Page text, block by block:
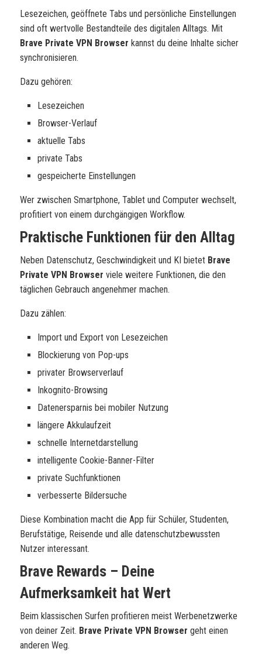
Lesezeichen, geöffnete Tabs und persönliche Einstellungen
sind oft wertvolle Bestandteile des digitalen Alltags. Mit
Brave Private VPN Browser kannst du deine Inhalte sicher
synchronisieren.
Dazu gehören:
Lesezeichen
Browser-Verlauf
aktuelle Tabs
private Tabs
gespeicherte Einstellungen
Wer zwischen Smartphone, Tablet und Computer wechselt,
profitiert von einem durchgängigen Workflow.
Praktische Funktionen für den Alltag
Neben Datenschutz, Geschwindigkeit und KI bietet Brave
Private VPN Browser viele weitere Funktionen, die den
täglichen Gebrauch angenehmer machen.
Dazu zählen:
Import und Export von Lesezeichen
Blockierung von Pop-ups
privater Browserverlauf
Inkognito-Browsing
Datenersparnis bei mobiler Nutzung
längere Akkulaufzeit
schnelle Internetdarstellung
intelligente Cookie-Banner-Filter
private Suchfunktionen
verbesserte Bildersuche
Diese Kombination macht die App für Schüler, Studenten,
Berufstätige, Reisende und alle datenschutzbewussten
Nutzer interessant.
Brave Rewards – Deine
Aufmerksamkeit hat Wert
Beim klassischen Surfen profitieren meist Werbenetzwerke
von deiner Zeit. Brave Private VPN Browser geht einen
anderen Weg.